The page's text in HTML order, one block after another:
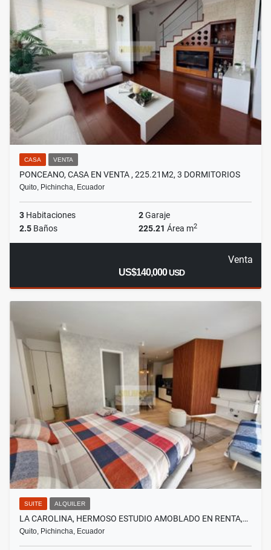
CASA VENTA
PONCEANO, CASA EN VENTA , 225.21M2, 3 DORMITORIOS
Quito, Pichincha, Ecuador
3 Habitaciones 2Garaje
2.5 Baños 225.21 Área m2
Venta
US$140,000USD
SUITE ALQUILER
LA CAROLINA, HERMOSO ESTUDIO AMOBLADO EN RENTA,…
Quito, Pichincha, Ecuador